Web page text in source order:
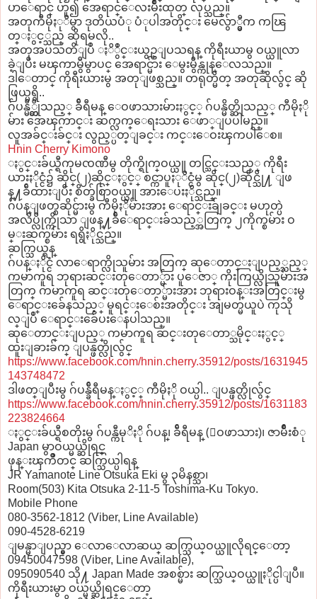
ပာေရာင္ ဟူ၍ အေရာင္ေလးမ်ိဳးထုတ္ လုပ္သည္။
အတုကီမိုႏုိမွာ ဒုတိယပံု ပံုပါအတိုင္း မေလွ်ာ္မွီက ကၽြ
တ္ႏွင့္သည္ ဆိုရမလို..
အတုအပသတိျပဳ ႏိွဳင္းယွဥ္ျပသရန္ ကိုရီးယာမွ ဝယ္ယူလာ
ခဲ့ျပီး မၾကာမွီမွာပင္ အေရာင္မ်ား ေမွးမွိန္ကုန္ေလသည္။
ဒါေတာင္ ကိုရီးယားမွ အတုျဖစ္သည္။ တရုတ္မိတ္ အတုဆိုလွ်င္ ဆို
ဖြယ္မရွိ..
ဂ်ပန္မိ္တ္ဆိုသည့္ ခ်ီရီမန္ ေဝဖာသားမ်ားႏွင့္ ဂ်ပန္မိတ္ဆိုသည့္ ကီမိုႏို
မ်ား အေၾကာင္း ဆက္လက္ေရးသား ေဖာ္ျပပါမည္။
လူအခ်င္းခ်င္း လွည့္ပတ္ျခင္း ကင္းေဝးၾကပါေစ။
Hnin Cherry Kimono
ႏွင္းခ်ယ္ရီကုမၸဏီမွ တိုက္ရိုက္ဝယ္ယူ တင္သြင္းသည့္ ကိုရီး
ယားႏိုင္ငံ၌ ဆိုင္(၂)ဆိုင္ႏွင့္ စင္ကာပူႏုိင္ငံမွ ဆိုင္(၂)ဆိုင္သို႔ ျဖ
န္႔ခ်ီထားျပီး စိတ္ခ်စြာဝယ္ယူ အားေပးႏိုင္သည္။
ဂ်ပန္ျဖတ္စဆိုင္မ်ားမွ ကီမိုႏိုမ်ားအား ေရာင္းခ်ျခင္း မဟုတ္ပဲ
အလိပ္လိုက္ကိုသာ ျဖန္႔ခ်ီေရာင္းခ်သည့္အတြက္ ၂ကိုက္စမ်ား ဝ
မ္းဆက္စမ်ား ရရွိႏိုင္သည္။
ဆက္သြယ္ရန္
ဂ်ပန္ႏိုင္ငံ လာေရာက္လိုသူမ်ား အတြက္ ဆုေတာင္းျပည့္သည့္
ကမာကူရ ဘုရားဆင္းတုေတာ္မ်ား ပူေဇာ္ ကိုးကြယ္လိုသူမ်ားအ
တြက္ ကမာကူရ ဆင္းတုေတာ္မ်ားအား ဘုရားဝန္းအတြင္းမွ
ေရာင္းခ်ေနသည့္ မူရင္းေစ်းအတိုင္း အျမတ္မယူပဲ ကုသို
လ္ျပဳ ေရာင္းခ်ေပးေနပါသည္။
ဆုေတာင္းျပည့္ ကမာကူရ ဆင္းတုေတာ္သမိုင္းႏွင့္
ထူးျခားခ်က္ ျပန္ဖတ္လိုလွ်င္
https://www.facebook.com/hnin.cherry.35912/posts/1631945
143748472
ဒါဖတ္ျပီးမွ ဂ်ပန္ခ်ီရီမန္ႏွင့္ ကီမိုႏို ဝယ္ပါ.. ျပန္ဖတ္လိုလွ်င္
https://www.facebook.com/hnin.cherry.35912/posts/1631183
223824664
ႏွင္းခ်ယ္ရီစတိုးမွ ဂ်ပန္ကီမုိႏို ဂ်ပန္၊ ခ်ီရီမန္ (ေဝဖာသား)၊ ဇာမ်ိဳးစံု
Japan မွာဝယ္မယ္ဆိုရင္
ဖုန္းၾကိဳတင္ ဆက္သြယ္ပါရန္
JR Yamanote Line Otsuka Eki မွ ၃မိနစ္သာ၊
Room(503) Kita Otsuka 2-11-5 Toshima-Ku Tokyo.
Mobile Phone
080-3562-1812 (Viber, Line Available)
090-4528-6219
ျမန္မာျပည္မွာ ေလာေလာဆယ္ ဆက္သြယ္ဝယ္ယူလိုရင္ေတာ့
09450047598 (Viber, Line Available),
095090540 သို႔ Japan Made အစစ္မ်ား ဆက္သြယ္ဝယ္ယူႏိုင္ပါျပီ။
ကိုရီးယားမွာ ဝယ္မယ္ဆိုရင္ေတာ့